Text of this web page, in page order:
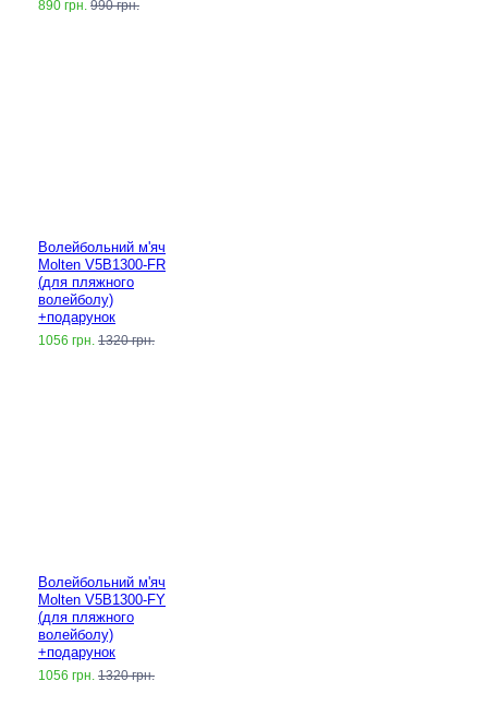
890 грн. 990 грн.
Волейбольний м'яч
Molten V5B1300-FR
(для пляжного
волейболу)
+подарунок
1056 грн. 1320 грн.
Волейбольний м'яч
Molten V5B1300-FY
(для пляжного
волейболу)
+подарунок
1056 грн. 1320 грн.